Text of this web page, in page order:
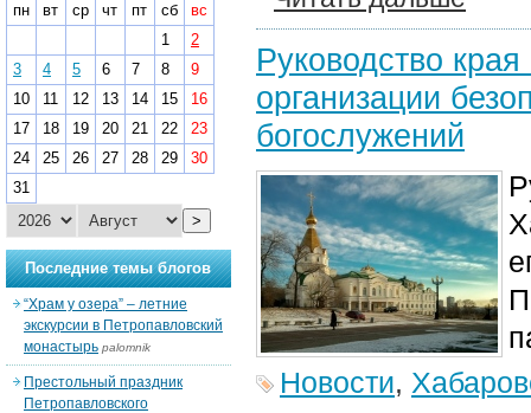
Руководство
организации
богослужений
Новости,
пн
вт ср чт пт сб
вс
1
2
3
4 5 6 7 8
9
10
11 12 13 14 15
16
17
18 19 20 21 22
23
24
25 26 27 28 29
30
31
>
Последние темы блогов
“Храм у озера” – летние
экскурсии в Петропавловский
монастырь palomnik
Престольный праздник
Петропавловского